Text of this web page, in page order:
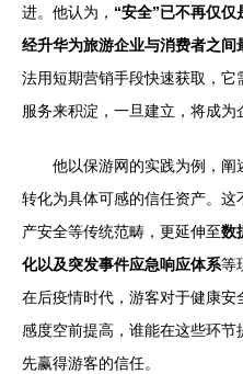
进。他认为， “安全”已不再仅
经升华为旅游企业与消费者之间
法用短期营销手段快速获取，
服务来积淀，一旦建立，将成为
他以保游网的实践为例，阐
转化为具体可感的信任资产。
产安全等传统范畴，更延伸至数
化以及突发事件应急响应体系等
在后疫情时代，游客对于健康
感度空前提高，谁能在这些环
先赢得游客的信任。